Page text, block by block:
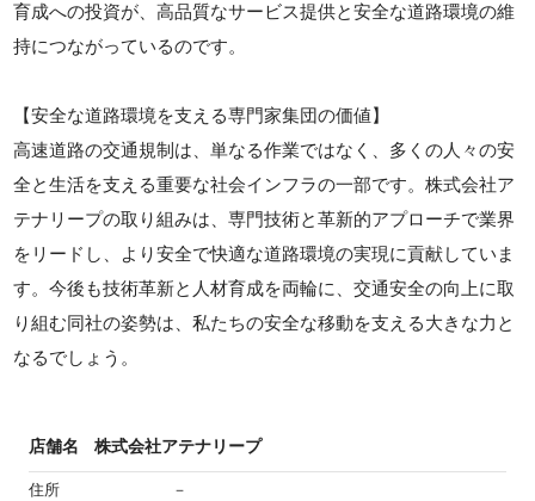
育成への投資が、高品質なサービス提供と安全な道路環境の維
持につながっているのです。
【安全な道路環境を支える専門家集団の価値】
高速道路の交通規制は、単なる作業ではなく、多くの人々の安
全と生活を支える重要な社会インフラの一部です。株式会社ア
テナリープの取り組みは、専門技術と革新的アプローチで業界
をリードし、より安全で快適な道路環境の実現に貢献していま
す。今後も技術革新と人材育成を両輪に、交通安全の向上に取
り組む同社の姿勢は、私たちの安全な移動を支える大きな力と
なるでしょう。
店舗名 株式会社アテナリープ
住所 －